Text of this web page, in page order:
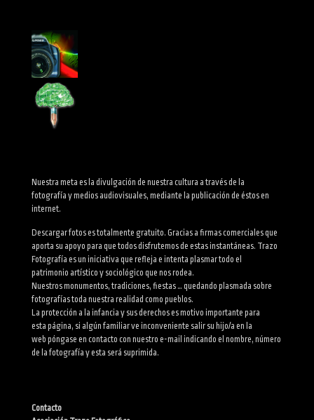
Nuestra meta es la divulgación de nuestra cultura a través de la
fotografía y medios audiovisuales, mediante la publicación de éstos en
internet.
Descargar fotos es totalmente gratuito. Gracias a firmas comerciales que
aporta su apoyo para que todos disfrutemos de estas instantáneas. Trazo
Fotografía es un iniciativa que refleja e intenta plasmar todo el
patrimonio artístico y sociológico que nos rodea.
Nuestros monumentos, tradiciones, fiestas … quedando plasmada sobre
fotografías toda nuestra realidad como pueblos.
La protección a la infancia y sus derechos es motivo importante para
esta página, si algún familiar ve inconveniente salir su hijo/a en la
web póngase en contacto con nuestro e-mail indicando el nombre, número
de la fotografía y esta será suprimida.
Contacto